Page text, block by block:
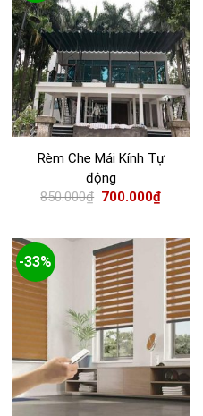
Rèm Che Mái Kính Tự
động
850.000₫ 700.000₫
-33%